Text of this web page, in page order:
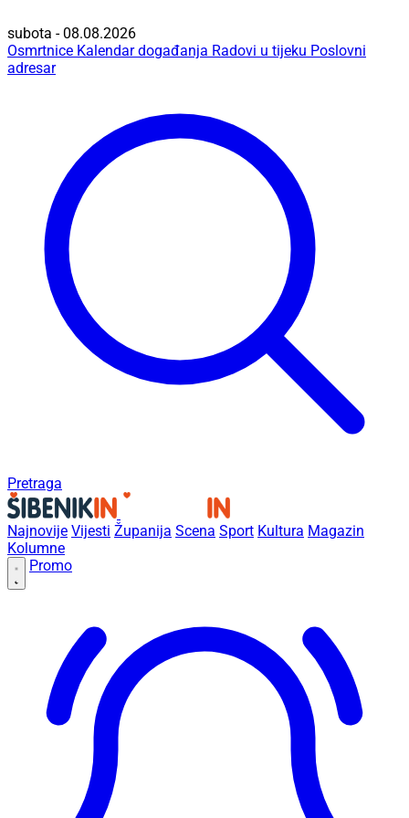
subota - 08.08.2026
Osmrtnice Kalendar događanja Radovi u tijeku Poslovni
adresar
Pretraga
Najnovije Vijesti Županija Scena Sport Kultura Magazin
Kolumne
Promo